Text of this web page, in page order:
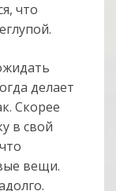
что
делает
Скорее
в свой
вещи.